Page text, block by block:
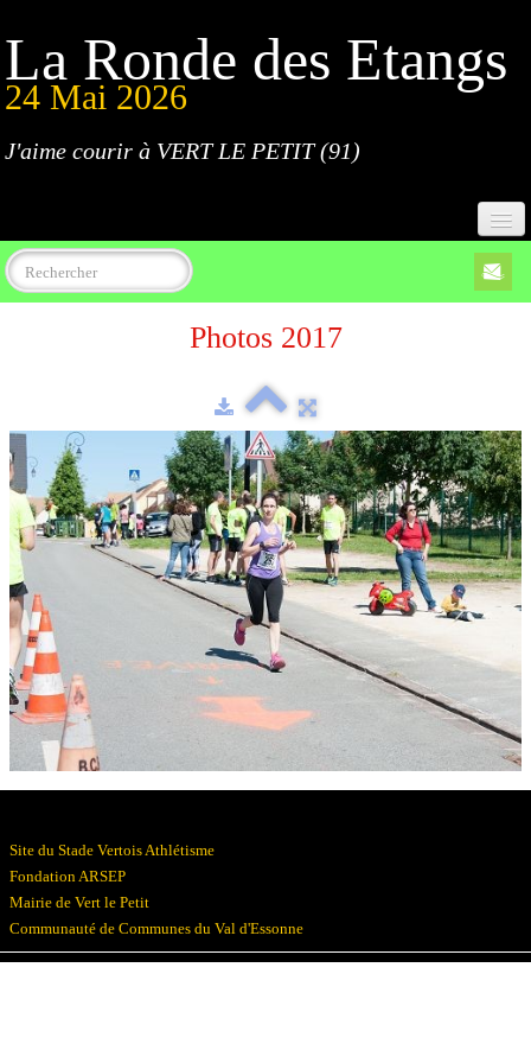
La Ronde des Etangs
24 Mai 2026
J'aime courir à VERT LE PETIT (91)
Accueil
Règlement
Parcours
Résultats
Devenez bénévoles
Partenaires
Photos▼
Photos 2017
Site du Stade Vertois Athlétisme
Fondation ARSEP
Mairie de Vert le Petit
Communauté de Communes du Val d'Essonne